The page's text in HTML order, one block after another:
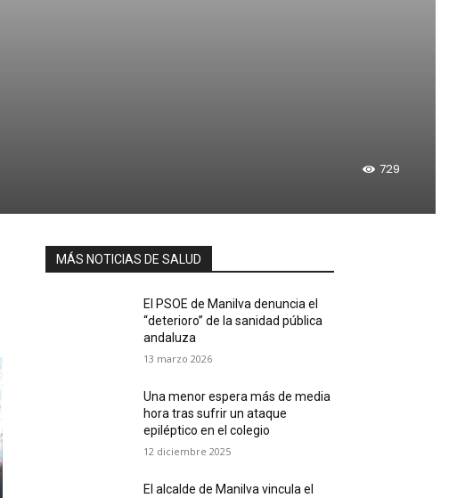
729
MÁS NOTICIAS DE SALUD
El PSOE de Manilva denuncia el
“deterioro” de la sanidad pública
andaluza
13 marzo 2026
Una menor espera más de media
hora tras sufrir un ataque
epiléptico en el colegio
12 diciembre 2025
El alcalde de Manilva vincula el